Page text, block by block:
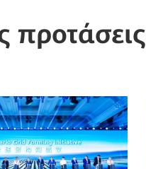
προτάσεις